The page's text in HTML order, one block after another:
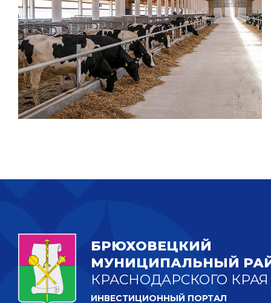
БРЮХОВЕЦКИЙ
МУНИЦИПАЛЬНЫЙ
КРАСНОДАРСКОГО КРАЯ
ИНВЕСТИЦИОННЫЙ ПОРТАЛ